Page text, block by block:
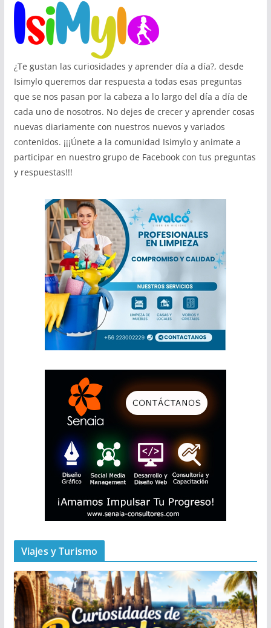
¿Te gustan las curiosidades y aprender día a día?, desde
Isimylo queremos dar respuesta a todas esas preguntas
que se nos pasan por la cabeza a lo largo del día a día de
cada uno de nosotros. No dejes de crecer y aprender cosas
nuevas diariamente con nuestros nuevos y variados
contenidos. ¡¡¡Únete a la comunidad Isimylo y animate a
participar en nuestro grupo de Facebook con tus preguntas
y respuestas!!!
Viajes y Turismo